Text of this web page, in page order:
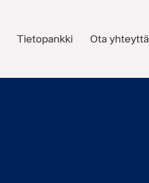
Tietopankki Ota yhteyttä